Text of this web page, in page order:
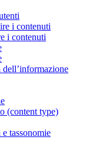
i contenuti
i contenuti
(content type)
tassonomie